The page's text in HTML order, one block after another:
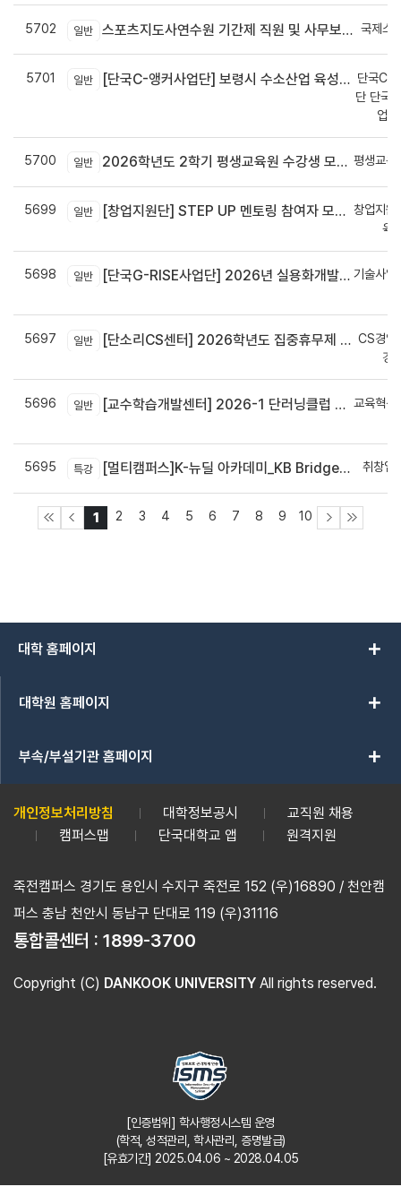
5702 일반 스포츠지도사연수원 기간제 직원 및 사무보조원 채용 공고 국제스
5701 일반 [단국C-앵커사업단] 보령시 수소산업 육성을 위한 기업 지원사업 모집공고
단국C-
단 단국
업
5700 일반 2026학년도 2학기 평생교육원 수강생 모집안내 평생교육
5699 일반 [창업지원단] STEP UP 멘토링 참여자 모집(~7월 29일)
창업지원
육
5698 일반 [단국G-RISE사업단] 2026년 실용화개발 지원(Grant) 과제 공고_~8/14(금)까지
기술사업
5697 일반 [단소리CS센터] 2026학년도 집중휴무제 안내 (EMS 및 이메일 발송 접수기한 : 7/24(금) 오후 12시까지)
CS경영
경
5696 일반 [교수학습개발센터] 2026-1 단러닝클럽 Best Practice 공모전 결과 안내
교육혁신
5695 특강 [멀티캠퍼스]K-뉴딜 아카데미_KB Bridge 과정 취창업
1 2 3 4 5 6 7 8 9 10
대학 홈페이지 add
대학원 홈페이지 add
부속/부설기관 홈페이지 add
개인정보처리방침 대학정보공시
교직원 채용
캠퍼스맵
단국대학교 앱 원격지원
죽전캠퍼스 경기도 용인시 수지구 죽전로 152 (우)16890 / 천안캠
퍼스 충남 천안시 동남구 단대로 119 (우)31116
통합콜센터 : 1899-3700
Copyright (C) DANKOOK UNIVERSITY All rights reserved.
[인증범위] 학사행정시스템 운영
(학적, 성적관리, 학사관리, 증명발급)
[유효기간] 2025.04.06 ~ 2028.04.05